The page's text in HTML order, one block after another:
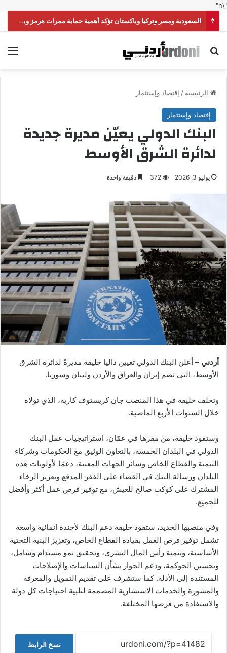
"\n"
السعودية ومصر وتركيا وباكستان تؤكد أهمية حماية ممرات هرمز وباب المندب
بحث عن
الرئيسية / إقتصاد وإستثمار
إقتصاد وإستثمار
البنك الدولي يعيّن مديرة جديدة
لدائرة الشرق الأوسط
يوليو 3, 2026 372 دقيقة واحدة
أردني – أعلن البنك الدولي تعيين داليا خليفة مديرةً لدائرة الشرق
الأوسط، التي تضم إيران والعراق والأردن ولبنان وسوريا.
وتخلف خليفة في هذا المنصب جان كريستوف كاريه، الذي تولاه
خلال السنوات الأربع الماضية.
وستقود خليفة، من مقرها في عمّان، استراتيجيات عمل البنك
الدولي في البلدان الخمسة، بالتعاون الوثيق مع الحكومات وشركاء
التنمية والقطاع الخاص وسائر الجهات المعنية، دعمًا لأولويات هذه
البلدان ورسالة البنك في القضاء على الفقر المدقع وتعزيز الرخاء
المشترك على كوكب صالح للعيش، مع توفير فرص عمل أكثر وأفضل
للجميع.
وفي منصبها الجديد، ستقود خليفة دعم البنك لأجندة إنمائية واسعة
تشمل توفير فرص العمل بقيادة القطاع الخاص، وتعزيز البنية التحتية
الأساسية، وتنمية رأس المال البشري، وتحقيق نمو مستدام وشامل،
وتحسين الحوكمة، ودعم الحوار بشأن السياسات والإصلاحات
المستندة إلى الأدلة. كما ستشرف على تقديم التمويل والمعرفة
والمشورة والخدمات الاستشارية المصممة لتلبية احتياجات كل دولة
والاستفادة من فرصها المختلفة.
نسخ الرابط